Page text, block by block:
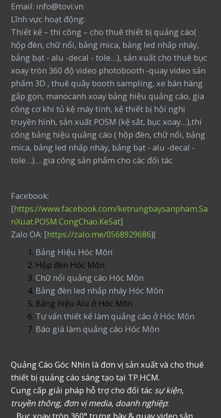
Email: info@tovi.vn
Lĩnh vực hoạt động:
Thiết kế – thi công – cho thuê thiết bị quảng cáo(
hộp đèn, chữ nổi, bảng mica, bảng led nhấp nháy,
bảng bạt - alu -decal - tole…), sản xuất cho thuê bục
xoay tròn 360 độ video photobooth -quay video sản
phẩm 3D , thuê quầy booth sampling, xe bán hàng
gấp gọn, manocanh xoay bảng hiệu quảng cáo, gia
công cơ khí tủ kệ máy tính, kệ thiết bị hội nghị
truyền hình, sản xuất POSM (kệ sắt, bục xoay…),thi
công bảng hiệu quảng cáo ( hộp đèn, chữ nổi, bảng
mica, bảng led nhấp nháy, bảng bạt - alu -decal -
tole…)… gia công sản phẩm cho các đối tác
Facebook:
[https://www.facebook.com/ketrungbaysanpham.Sa
nXuat.POSM.CongChao.KeSat]
Zalo OA: [https://zalo.me/0568929686](
Bảng Hiệu Hóc Môn
Hộp đèn Hóc Môn
Chữ nổi quảng cáo Hóc Môn
Bảng đèn led nhấp nháy Hóc Môn
Bảng hiệu Alu ở Hóc Môn
Tư vấn thiết kế làm quảng cáo ở Hóc Môn
Báo giá làm quảng cáo Hóc Môn
Quảng Cáo Góc Nhìn là đơn vị sản xuất và cho thuê
thiết bị quảng cáo sáng tạo tại TP.HCM.
Cung cấp giải pháp hỗ trợ cho đối tác sự kiện,
truyền thông, đơn vị media, doanh nghiệp: